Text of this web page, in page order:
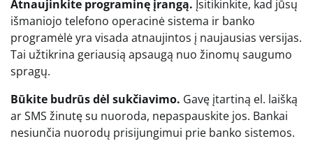
Atnaujinkite programinę įrangą. Įsitikinkite, kad jūsų
išmaniojo telefono operacinė sistema ir banko
programėlė yra visada atnaujintos į naujausias versijas.
Tai užtikrina geriausią apsaugą nuo žinomų saugumo
spragų.
Būkite budrūs dėl sukčiavimo. Gavę įtartiną el. laišką
ar SMS žinutę su nuoroda, nepaspauskite jos. Bankai
nesiunčia nuorodų prisijungimui prie banko sistemos.